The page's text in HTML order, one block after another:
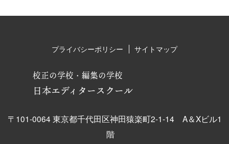
校正の学校・編集の学校
日本エディタースクール
〒101-0064 東京都千代田区神田猿楽町2-1-14 A＆Xビル1
階
プライバシーポリシー サイトマップ